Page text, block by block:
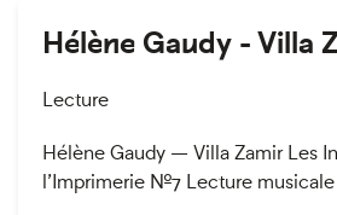
Hélène Gaudy - Villa
Lecture
Hélène Gaudy — Villa Zamir Les
l’Imprimerie n°7 Lecture musicale